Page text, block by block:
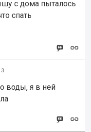
с дома пыталось
спать
воды, я в ней